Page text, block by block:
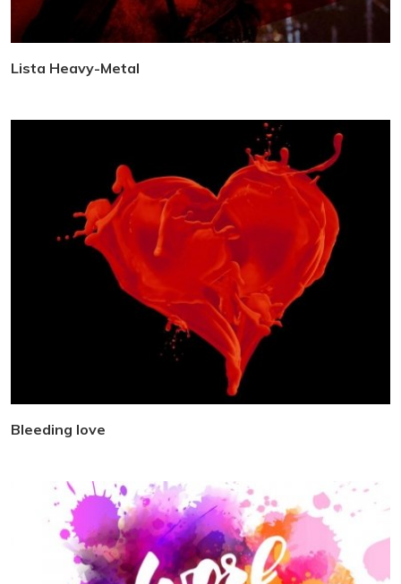
Lista Heavy-Metal
Bleeding love